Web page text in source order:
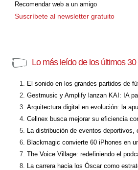
Recomendar web a un amigo
Suscríbete al newsletter gratuito
Lo más leído de los últimos
El sonido en los grandes partidos de
Gestmusic y Amplify lanzan KAI: IA
Arquitectura digital en evolución: la
Cellnex busca mejorar su eficiencia
La distribución de eventos deportivos,
Blackmagic convierte 60 iPhones en
The Voice Village: redefiniendo el
La carrera hacia los Óscar como